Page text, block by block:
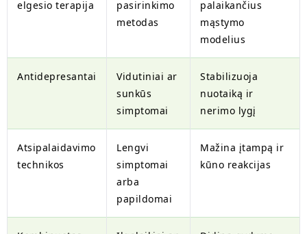
elgesio terapija
pasirinkimo
metodas
palaikančius
mąstymo
modelius
Antidepresantai
Vidutiniai ar
sunkūs
simptomai
Stabilizuoja
nuotaiką ir
nerimo lygį
Atsipalaidavimo
technikos
Lengvi
simptomai
arba
papildomai
Mažina įtampą ir
kūno reakcijas